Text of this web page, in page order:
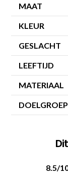
MAAT
KLEUR
GESLACHT
LEEFTIJD
MATERIAAL
DOELGROEP
8.5/